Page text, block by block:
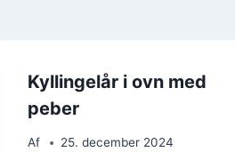
Kyllingelår i ovn med
peber
Af 25. december 2024